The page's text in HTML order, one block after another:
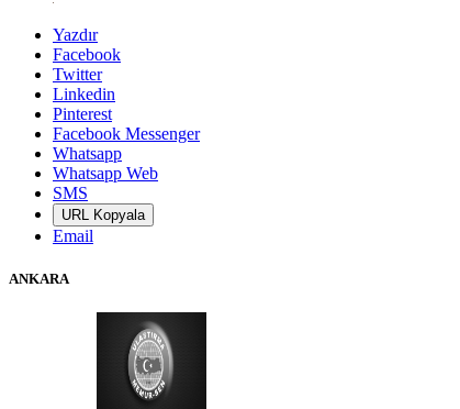
Yazdır
Facebook
Twitter
Linkedin
Pinterest
Facebook Messenger
Whatsapp
Whatsapp Web
SMS
URL Kopyala
Email
ANKARA